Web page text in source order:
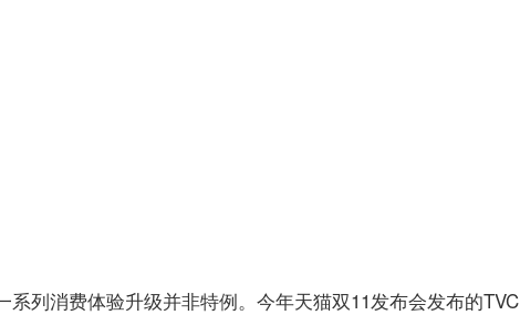
列消费体验升级并非特例。今年天猫双11发布会发布的TVC